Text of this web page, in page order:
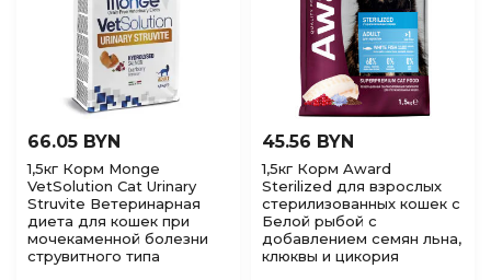
66.05 BYN
1,5кг Корм Monge
VetSolution Cat Urinary
Struvite Ветеринарная
диета для кошек при
мочекаменной болезни
струвитного типа
45.56 BYN
1,5кг Корм Award
Sterilized для взрослых
стерилизованных кошек с
Белой рыбой с
добавлением семян льна,
клюквы и цикория